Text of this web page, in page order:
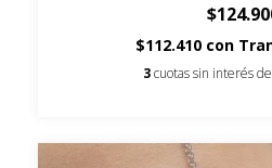
$112.410 con
3 cuotas sin interés de